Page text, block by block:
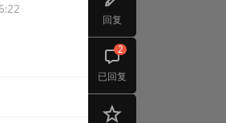
回复
已回复
2